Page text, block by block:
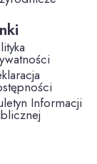
Informacji